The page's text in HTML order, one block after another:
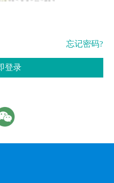
忘记密码?
登录